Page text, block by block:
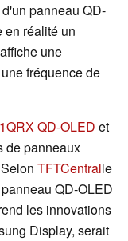
panneau QD-
en réalité un
une
fréquence de
QD-OLED et
de panneaux
TFTCentralle
QD-OLED
les innovations
Display, serait